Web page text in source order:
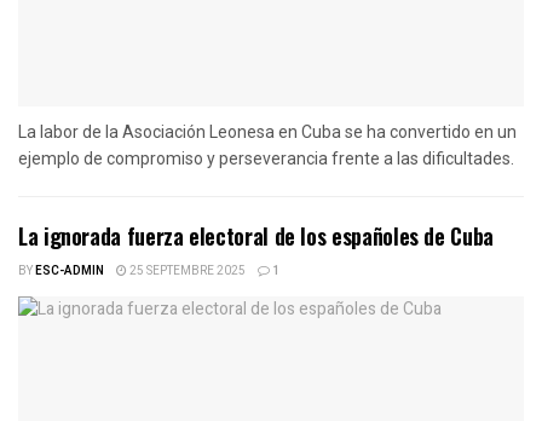
La labor de la Asociación Leonesa en Cuba se ha convertido en un
ejemplo de compromiso y perseverancia frente a las dificultades.
La ignorada fuerza electoral de los españoles de Cuba
BYESC-ADMIN 25 SEPTEMBRE 2025 1